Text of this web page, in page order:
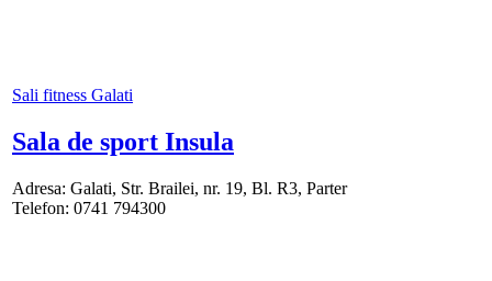
Sali fitness Galati
Sala de sport Insula
Adresa: Galati, Str. Brailei, nr. 19, Bl. R3, Parter
Telefon: 0741 794300